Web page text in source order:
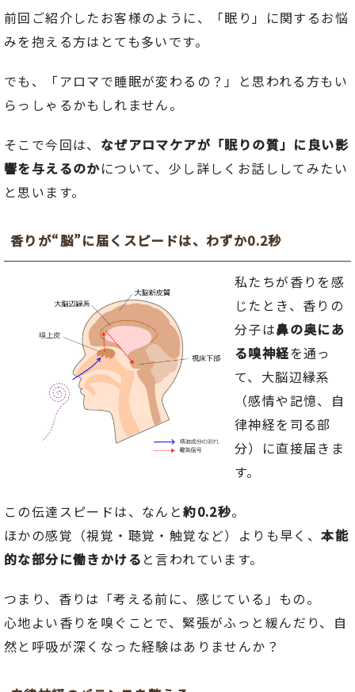
前回 ご紹介したお客様のよう に、「眠り」 に関するお悩
みを抱える方は とても多いです。
でも、「アロマで睡眠が変わる の？」 と思われる 方も い
らっしゃるかも しれ ません。
そこで今回は、 なぜアロマケアが「眠りの質」 に良い影
響を与えるのかについて、 少し 詳しく お話し して みたい
と思い ます。
香り が“脳”に届く スピードは、わずか0.2秒
私たちが香り を感
じ た とき、 香り の
分子は鼻の奥にあ
る嗅神経を通っ
て、 大脳辺縁系
（感情や記憶、 自
律神経を 司る部
分） に直接届き ま
す。
この伝達スピードは、 なんと約0.2秒。
ほかの感覚（視覚・ 聴覚・ 触覚など） より も早く、本能
的な部分に働きかける と言われてい ます。
つまり、 香り は「考える前に、 感じて いる」 もの。
心地よい香り を 嗅ぐ こと で、 緊張がふっと 緩んだり、 自
然と 呼吸が深く なっ た経験はありませんか？